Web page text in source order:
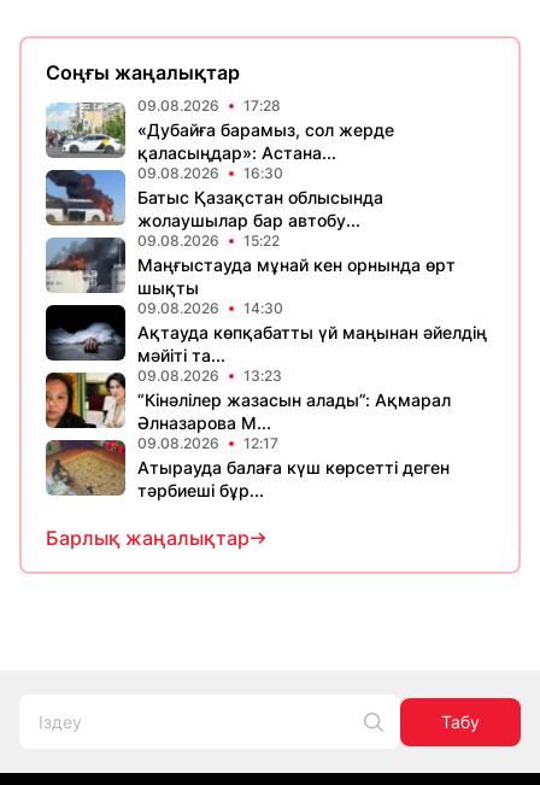
Соңғы жаңалықтар
09.08.2026 17:28
«Дубайға барамыз, сол жерде
қаласыңдар»: Астана...
09.08.2026 16:30
Батыс Қазақстан облысында
жолаушылар бар автобу...
09.08.2026 15:22
Маңғыстауда мұнай кен орнында өрт
шықты
09.08.2026 14:30
Ақтауда көпқабатты үй маңынан әйелдің
мәйіті та...
09.08.2026 13:23
“Кінәлілер жазасын алады”: Ақмарал
Әлназарова М...
09.08.2026 12:17
Атырауда балаға күш көрсетті деген
тәрбиеші бұр...
Барлық жаңалықтар
Табу